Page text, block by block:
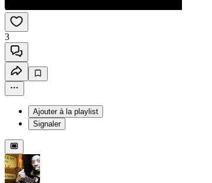
3
Ajouter à la playlist
Signaler